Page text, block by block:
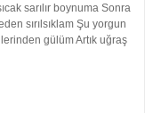
sarılır boynuma Sonra
sırılsıklam Şu yorgun
gülüm Artık uğraş